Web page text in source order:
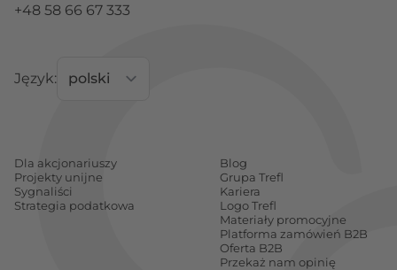
+48 58 66 67 333
Język:
Dla akcjonariuszy
Projekty unijne
Sygnaliści
Strategia podatkowa
Blog
Grupa Trefl
Kariera
Logo Trefl
Materiały promocyjne
Platforma zamówień B2B
Oferta B2B
Przekaż nam opinię